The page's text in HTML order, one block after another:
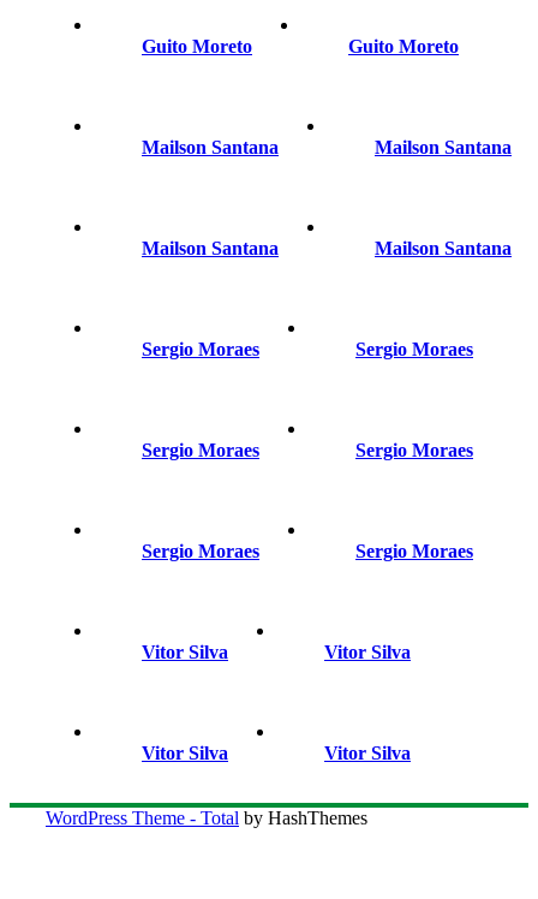
Guito Moreto Guito Moreto
Mailson Santana Mailson Santana
Mailson Santana Mailson Santana
Sergio Moraes Sergio Moraes
Sergio Moraes Sergio Moraes
Sergio Moraes Sergio Moraes
Vitor Silva Vitor Silva
Vitor Silva Vitor Silva
WordPress Theme - Total by HashThemes